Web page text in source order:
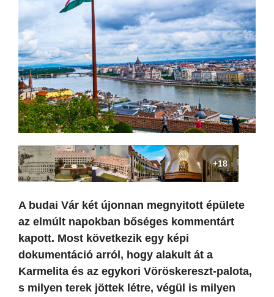
+18
A budai Vár két újonnan megnyitott épülete
az elmúlt napokban bőséges kommentárt
kapott. Most következik egy képi
dokumentáció arról, hogy alakult át a
Karmelita és az egykori Vöröskereszt-palota,
s milyen terek jöttek létre, végül is milyen